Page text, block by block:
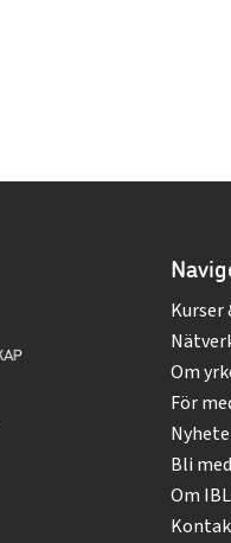
Kurser
Om
För
Bli
Om IBL